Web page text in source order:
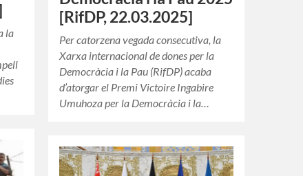
[RifDP, 22.03.2025]
Per catorzena vegada consecutiva, la
Xarxa internacional de dones per la
Democràcia i la Pau (RifDP) acaba
d’atorgar el Premi Victoire Ingabire
Umuhoza per la Democràcia i la…
la